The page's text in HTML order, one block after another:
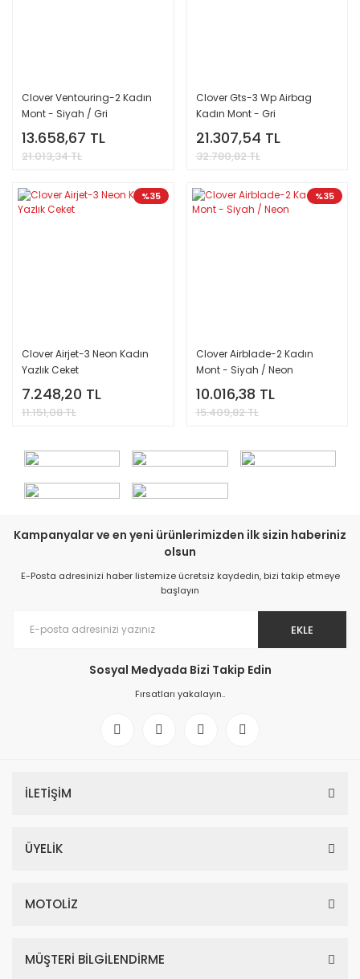
Clover Ventouring-2 Kadın
Mont - Siyah / Gri
13.658,67 TL
21.013,34 TL
Clover Gts-3 Wp Airbag
Kadın Mont - Gri
21.307,54 TL
32.780,82 TL
%35
Clover Airjet-3 Neon Kadın
Yazlık Ceket
7.248,20 TL
11.151,08 TL
%35
Clover Airblade-2 Kadın
Mont - Siyah / Neon
10.016,38 TL
15.409,82 TL
Kampanyalar ve en yeni ürünlerimizden ilk sizin haberiniz
olsun
E-Posta adresinizi haber listemize ücretsiz kaydedin, bizi takip etmeye
başlayın
EKLE
Sosyal Medyada Bizi Takip Edin
Fırsatları yakalayın..
İLETİŞİM
ÜYELİK
MOTOLİZ
MÜŞTERİ BİLGİLENDİRME